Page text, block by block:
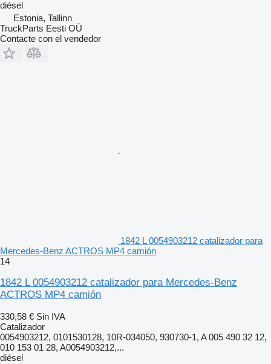
diésel
Estonia, Tallinn
TruckParts Eesti OÜ
Contacte con el vendedor
1842 L 0054903212 catalizador para
Mercedes-Benz ACTROS MP4 camión
14
1842 L 0054903212 catalizador para Mercedes-Benz
ACTROS MP4 camión
330,58 € Sin IVA
Catalizador
0054903212, 0101530128, 10R-034050, 930730-1, A 005 490 32 12,
010 153 01 28, A0054903212,...
diésel